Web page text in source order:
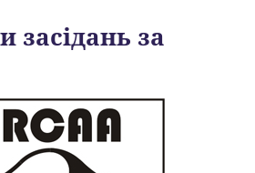
засідань за